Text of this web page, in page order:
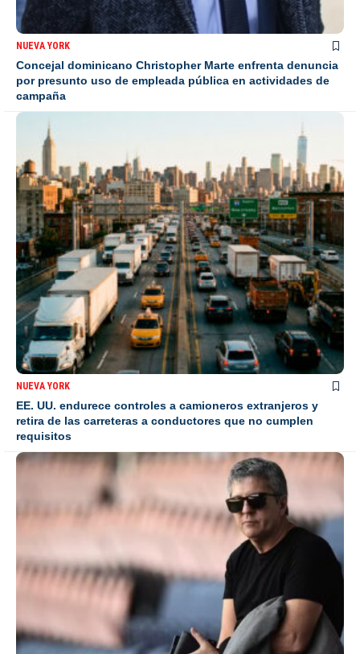
NUEVA YORK
Concejal dominicano Christopher Marte enfrenta denuncia
por presunto uso de empleada pública en actividades de
campaña
NUEVA YORK
EE. UU. endurece controles a camioneros extranjeros y
retira de las carreteras a conductores que no cumplen
requisitos